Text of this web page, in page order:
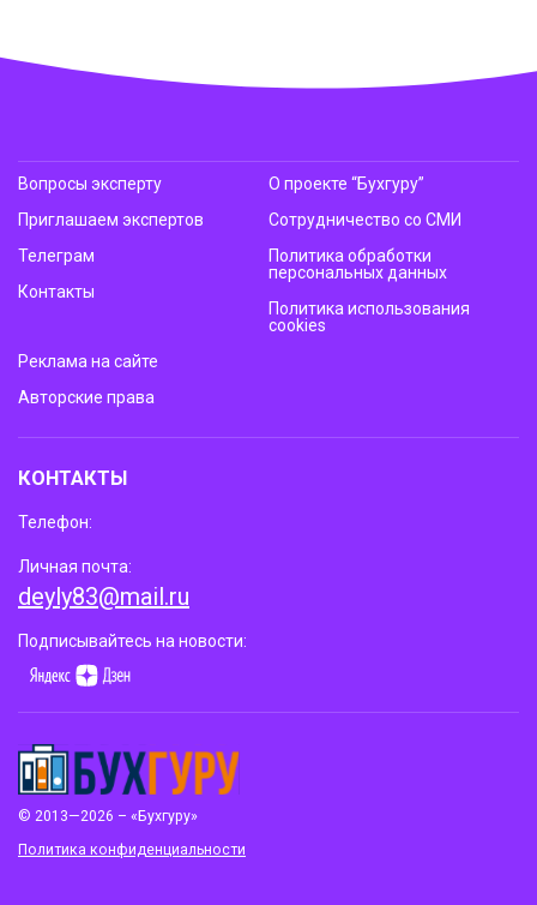
© 2013—2026 – «Бухгуру»
Политика конфиденциальности
Вопросы эксперту
Приглашаем экспертов
Телеграм
Контакты
О проекте “Бухгуру”
Сотрудничество со СМИ
Политика обработки
персональных данных
Политика использования
cookies
Реклама на сайте
Авторские права
КОНТАКТЫ
Телефон:
Личная почта:
deyly83@mail.ru
Подписывайтесь на новости: